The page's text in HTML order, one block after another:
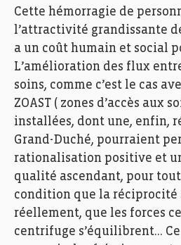
Cette hémorragie de
l’attractivité grandissante
a un coût humain et social
L’amélioration des flux
soins, comme c’est le cas
ZOAST ( zones d’accès aux
installées, dont une, enfin,
Grand-Duché, pourraient
rationalisation positive et
qualité ascendant, pour
condition que la réciprocité
réellement, que les forces
centrifuge s’équilibrent…